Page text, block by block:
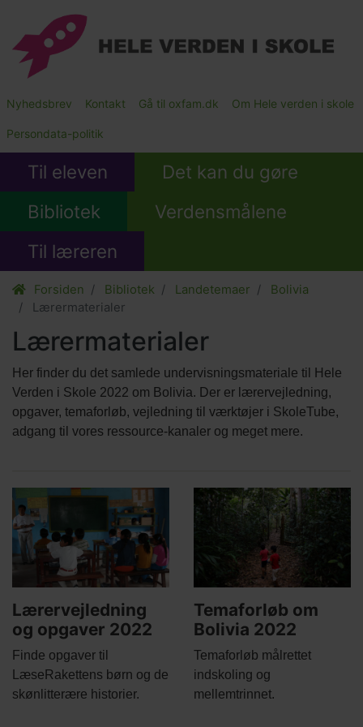
hovedindhold
Main
Submenu
Nyhedsbrev Kontakt Gå til oxfam.dk Om Hele verden i skole
Persondata-politik
Til eleven
Det kan du gøre
Bibliotek
Verdensmålene
Til læreren
Forsiden Bibliotek Landetemaer
Bolivia
Lærermaterialer
Lærermaterialer
Body
Her finder du det samlede undervisningsmateriale til Hele
Verden i Skole 2022 om Bolivia. Der er lærervejledning,
opgaver, temaforløb, vejledning til værktøjer i SkoleTube,
adgang til vores ressource-kanaler og meget mere.
Related
content
Main
picture
Lærervejledning
og opgaver 2022
Body
Finde opgaver til
LæseRakettens børn og de
skønlitterære historier.
Main
picture
Temaforløb om
Bolivia 2022
Body
Temaforløb målrettet
indskoling og
mellemtrinnet.